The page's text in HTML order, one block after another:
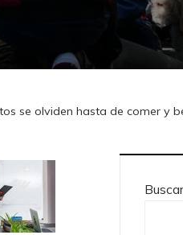
se olviden hasta de comer y
Buscar